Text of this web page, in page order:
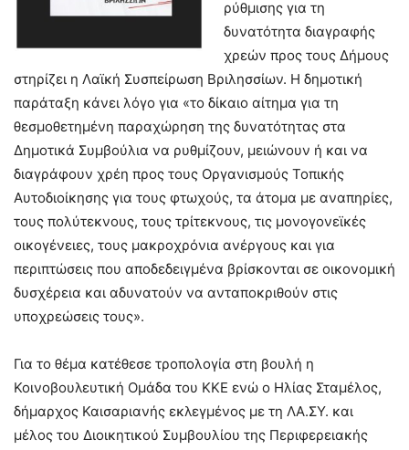
ρύθμισης για τη
δυνατότητα διαγραφής
χρεών προς τους Δήμους
στηρίζει η Λαϊκή Συσπείρωση Βριλησσίων. Η δημοτική
παράταξη κάνει λόγο για «το δίκαιο αίτημα για τη
θεσμοθετημένη παραχώρηση της δυνατότητας στα
Δημοτικά Συμβούλια να ρυθμίζουν, μειώνουν ή και να
διαγράφουν χρέη προς τους Οργανισμούς Τοπικής
Αυτοδιοίκησης για τους φτωχούς, τα άτομα με αναπηρίες,
τους πολύτεκνους, τους τρίτεκνους, τις μονογονεϊκές
οικογένειες, τους μακροχρόνια ανέργους και για
περιπτώσεις που αποδεδειγμένα βρίσκονται σε οικονομική
δυσχέρεια και αδυνατούν να ανταποκριθούν στις
υποχρεώσεις τους».
Για το θέμα κατέθεσε τροπολογία στη βουλή η
Κοινοβουλευτική Ομάδα του ΚΚΕ ενώ ο Ηλίας Σταμέλος,
δήμαρχος Καισαριανής εκλεγμένος με τη ΛΑ.ΣΥ. και
μέλος του Διοικητικού Συμβουλίου της Περιφερειακής